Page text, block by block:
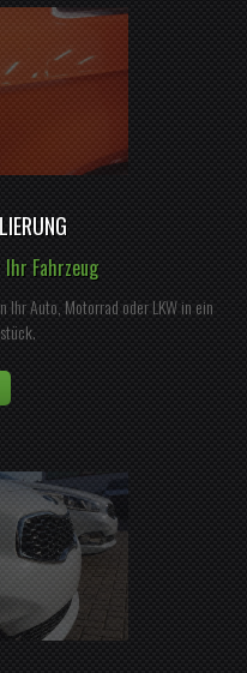
Fahrzeug
Ihr Auto, Motorrad oder LKW in ein